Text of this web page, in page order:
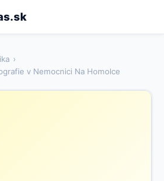
v Nemocnici Na Homolce